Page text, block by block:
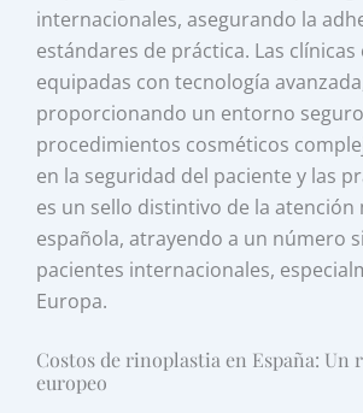
internacionales, asegurando la
estándares de práctica. Las clínicas
equipadas con tecnología
proporcionando un entorno
procedimientos cosméticos
en la seguridad del paciente y las
es un sello distintivo de la atención
española, atrayendo a un número
pacientes internacionales,
Europa.
Costos de rinoplastia en España: Un
europeo